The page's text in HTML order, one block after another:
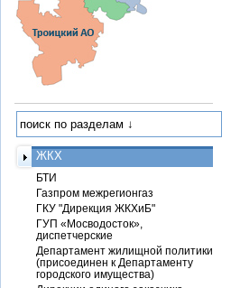
ЖКХ
БТИ
Газпром межрегионгаз
ГКУ "Дирекция ЖКХиБ"
ГУП «Мосводосток»,
диспетчерские
Департамент жилищной политики
(присоединен к Департаменту
городского имущества)